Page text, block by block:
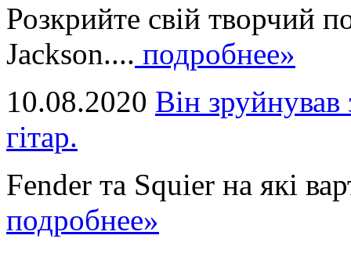
Розкрийте свій творчий
Jackson.... подробнее»
10.08.2020 Він
гітар.
Fender та Squier на які
подробнее»